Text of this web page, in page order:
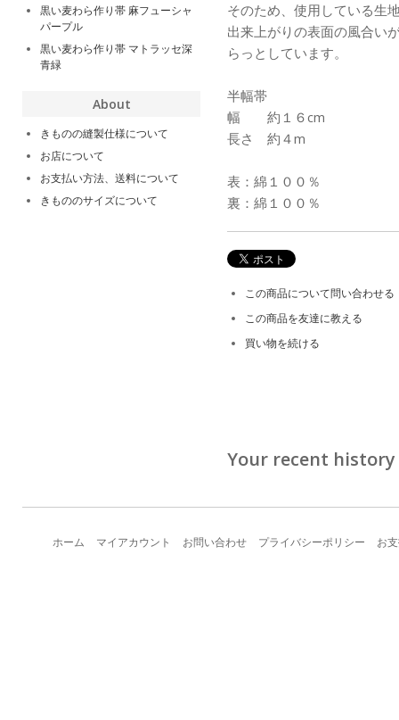
そのため、使用している生
出来上がりの表面の風合い
らっとしています。
半幅帯
幅 約１６cm
長さ 約４m
表：綿１００％
裏：綿１００％
この商品について問い合わせる
この商品を友達に教える
買い物を続ける
Your recent history
黒い麦わら作り帯 麻フューシャ
パープル
黒い麦わら作り帯 マトラッセ深
青緑
About
きものの縫製仕様について
お店について
お支払い方法、送料について
きもののサイズについて
ホーム マイアカウント お問い合わせ プライバシーポリシー お